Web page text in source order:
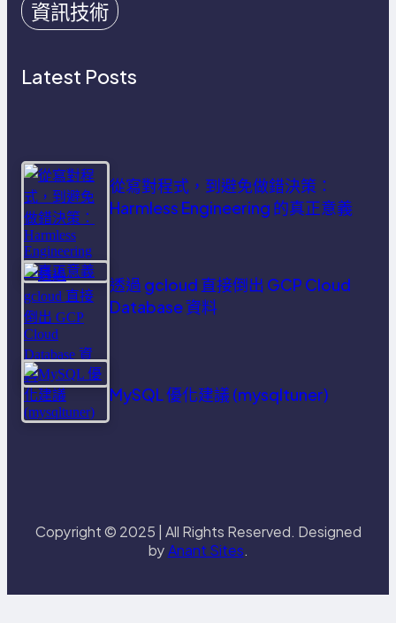
資訊技術
Latest Posts
從寫對程式，到避免做錯決策：
Harmless Engineering 的真正意義
透過 gcloud 直接倒出 GCP Cloud
Database 資料
MySQL 優化建議 (mysqltuner)
Copyright © 2025 | All Rights Reserved. Designed
byAnant Sites.